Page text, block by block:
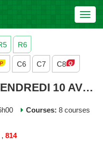
R6
C6 C7 C8
R1 - VINCENNES - VENDREDI 10 AVRIL 2026
Courses: 8 courses
,814